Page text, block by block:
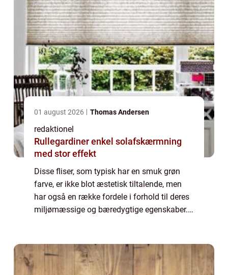
01 august 2026 Thomas Andersen
redaktionel
Rullegardiner enkel solafskærmning
med stor effekt
Disse fliser, som typisk har en smuk grøn
farve, er ikke blot æstetisk tiltalende, men
har også en række fordele i forhold til deres
miljømæssige og bæredygtige egenskaber.